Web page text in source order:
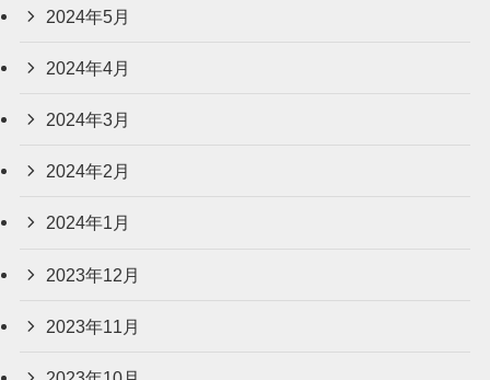
2024年5月
2024年4月
2024年3月
2024年2月
2024年1月
2023年12月
2023年11月